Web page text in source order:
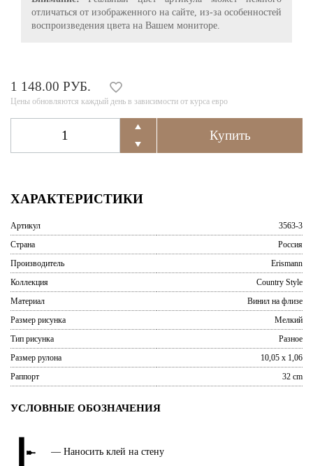
отличаться от изображенного на сайте, из-за особенностей
воспроизведения цвета на Вашем мониторе.
1 148.00 РУБ.
Цены обновляются каждый день в зависимости от курса евро
ХАРАКТЕРИСТИКИ
Артикул
3563-3
Страна
Россия
Производитель
Erismann
Коллекция
Country Style
Материал
Винил на флизе
Размер рисунка
Мелкий
Тип рисунка
Разное
Размер рулона
10,05 x 1,06
Раппорт
32 cm
УСЛОВНЫЕ ОБОЗНАЧЕНИЯ
— Наносить клей на стену